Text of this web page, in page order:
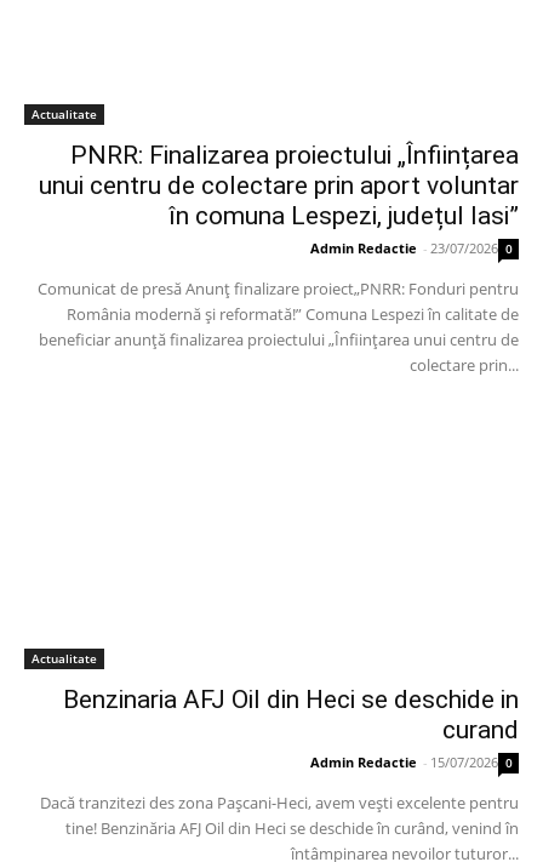
Actualitate
PNRR: Finalizarea proiectului „Înființarea
unui centru de colectare prin aport voluntar
în comuna Lespezi, județul Iasi”
Admin Redactie - 23/07/2026 0
Comunicat de presă Anunț finalizare proiect„PNRR: Fonduri pentru
România modernă și reformată!” Comuna Lespezi în calitate de
beneficiar anunță finalizarea proiectului „Înființarea unui centru de
colectare prin...
Actualitate
Benzinaria AFJ Oil din Heci se deschide in
curand
Admin Redactie - 15/07/2026 0
Dacă tranzitezi des zona Pașcani-Heci, avem vești excelente pentru
tine! Benzinăria AFJ Oil din Heci se deschide în curând, venind în
întâmpinarea nevoilor tuturor...